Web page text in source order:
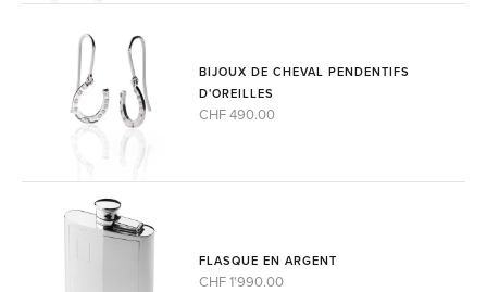
BIJOUX DE CHEVAL PENDENTIFS
D'OREILLES
CHF 490.00
FLASQUE EN ARGENT
CHF 1'990.00